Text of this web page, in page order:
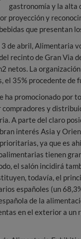
gastronomía y la alta
proyección y
que presentan
3 de abril, Alimentaria
recinto de Gran Via
netos. La
el 35% procedente de
ha promocionado por
y
A parte del claro
interés Asia y
ya que es
tienen
el salón incidirá
todavía, el
españoles (un
de la
en el exterior a un